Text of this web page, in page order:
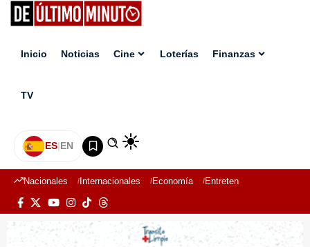
Inicio Noticias Cine Loterías Finanzas
TV
ES|EN
Nacionales Internacionales Economía Entretenimiento